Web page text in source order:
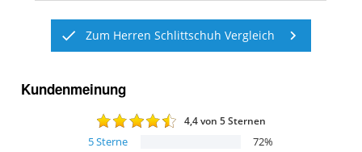
Zum Herren Schlittschuh Vergleich
Kundenmeinung
4,4von 5 Sternen
5Sterne 72%